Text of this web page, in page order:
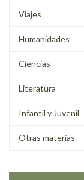
Viajes
Humanidades
Ciencias
Literatura
Infantil y Juvenil
Otras materias